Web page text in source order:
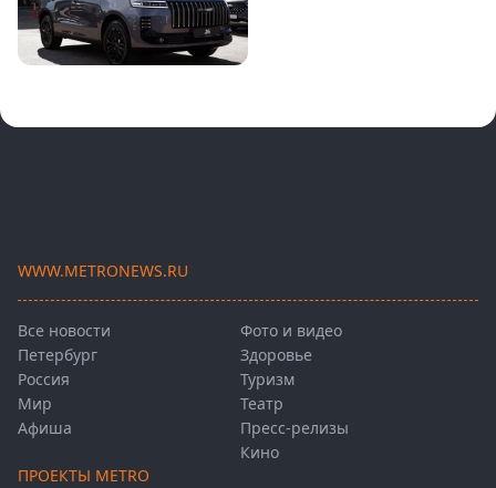
WWW.METRONEWS.RU
Все новости
Петербург
Россия
Мир
Афиша
Фото и видео
Здоровье
Туризм
Театр
Пресс-релизы
Кино
ПРОЕКТЫ METRO